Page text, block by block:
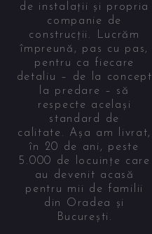
de instalații și propria
companie de
construcții. Lucrăm
împreună, pas cu pas,
pentru ca fiecare
detaliu – de la concept
la predare – să
respecte același
standard de
calitate. Așa am livrat,
în 20 de ani, peste
5.000 de locuințe care
au devenit acasă
pentru mii de familii
din Oradea și
București.